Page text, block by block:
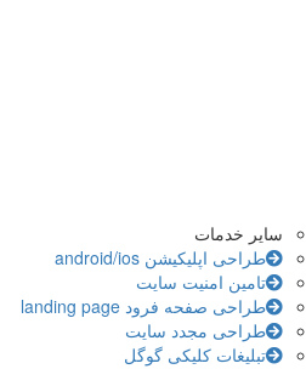
سایر خدمات
طراحی اپلیکیشن android/ios
تامین امنیت سایت
طراحی صفحه فرود landing page
طراحی مجدد سایت
تبلیغات کلیکی گوگل